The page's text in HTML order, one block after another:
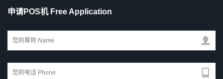
申请POS机 Free Application